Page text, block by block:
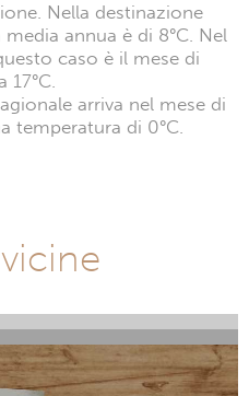
Nella destinazione
annua è di 8°C. Nel
caso è il mese di
arriva nel mese di
temperatura di 0°C.